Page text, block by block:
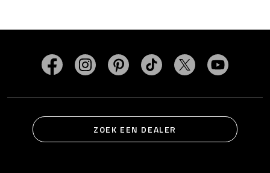
Bezoek MasterSpas op Facebook
Bezoek MasterSpas op Instagram
Bezoek MasterSpas op Pinterest
Bezoek MasterSpas op
BezoekBezoek
ZOEK EEN DEALER